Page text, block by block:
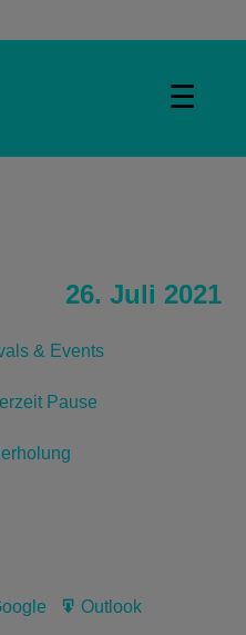
☰
26. Juli 2021
& Events
Pause
Export
Outlook